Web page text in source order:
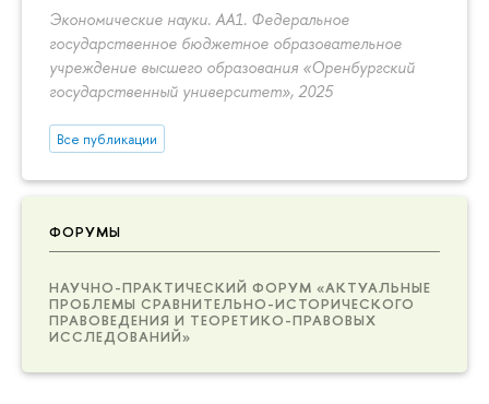
Экономические науки. АА1. Федеральное
государственное бюджетное образовательное
учреждение высшего образования «Оренбургский
государственный университет», 2025
Все публикации
ФОРУМЫ
НАУЧНО-ПРАКТИЧЕСКИЙ ФОРУМ «АКТУАЛЬНЫЕ
ПРОБЛЕМЫ СРАВНИТЕЛЬНО-ИСТОРИЧЕСКОГО
ПРАВОВЕДЕНИЯ И ТЕОРЕТИКО-ПРАВОВЫХ
ИССЛЕДОВАНИЙ»